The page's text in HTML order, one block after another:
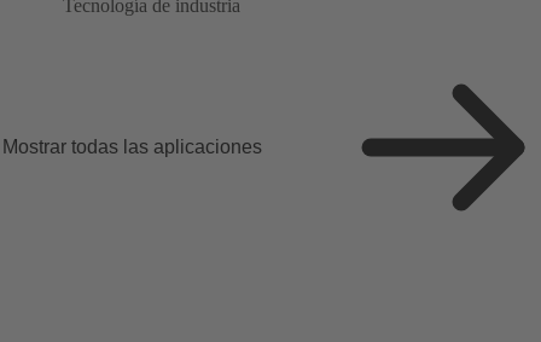
Tecnología de industria
Mostrar todas las aplicaciones